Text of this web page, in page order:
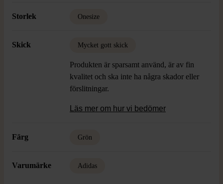
Storlek Onesize
Skick Mycket gott skick
Produkten är sparsamt använd, är av fin
kvalitet och ska inte ha några skador eller
förslitningar.
Läs mer om hur vi bedömer
Färg Grön
Varumärke Adidas